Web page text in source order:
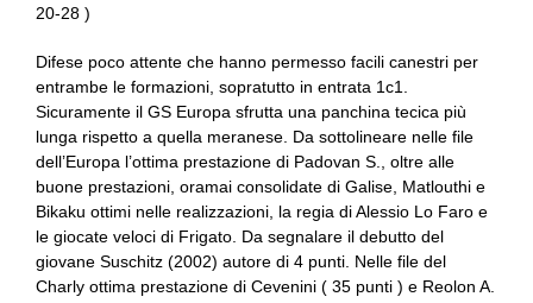
20-28 )
Difese poco attente che hanno permesso facili canestri per
entrambe le formazioni, sopratutto in entrata 1c1.
Sicuramente il GS Europa sfrutta una panchina tecica più
lunga rispetto a quella meranese. Da sottolineare nelle file
dell’Europa l’ottima prestazione di Padovan S., oltre alle
buone prestazioni, oramai consolidate di Galise, Matlouthi e
Bikaku ottimi nelle realizzazioni, la regia di Alessio Lo Faro e
le giocate veloci di Frigato. Da segnalare il debutto del
giovane Suschitz (2002) autore di 4 punti. Nelle file del
Charly ottima prestazione di Cevenini ( 35 punti ) e Reolon A.